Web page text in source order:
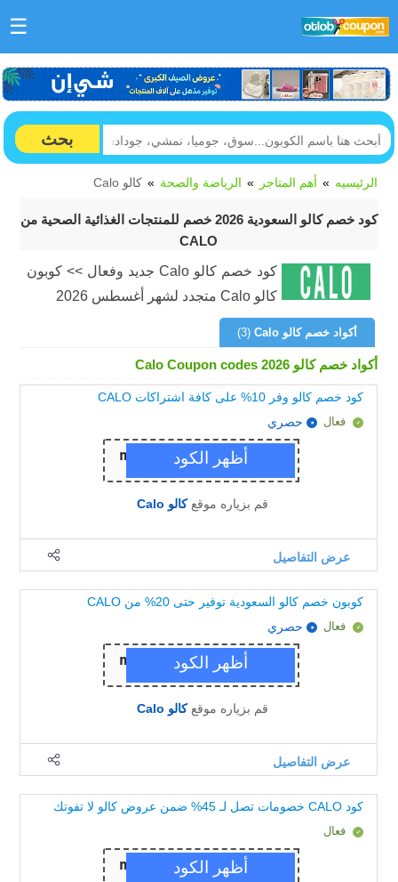
☰
بحث
الرئيسيه أهم المتاجر الرياضة والصحة كالو Calo
كود خصم كالو السعودية 2026 خصم للمنتجات الغذائية الصحية من
CALO
كود خصم كالو Calo جديد وفعال >> كوبون
كالو Calo متجدد لشهر أغسطس 2026
أكواد خصم كالو Calo (3)
أكواد خصم كالو Calo Coupon codes 2026
كود خصم كالو وفر 10% على كافة اشتراكات CALO
فعال حصري
قم بزياره موقعكالو Calo
عرض التفاصيل
كوبون خصم كالو السعودية توفير حتى 20% من CALO
فعال حصري
قم بزياره موقعكالو Calo
عرض التفاصيل
كود CALO خصومات تصل لـ 45% ضمن عروض كالو لا تفوتك
فعال